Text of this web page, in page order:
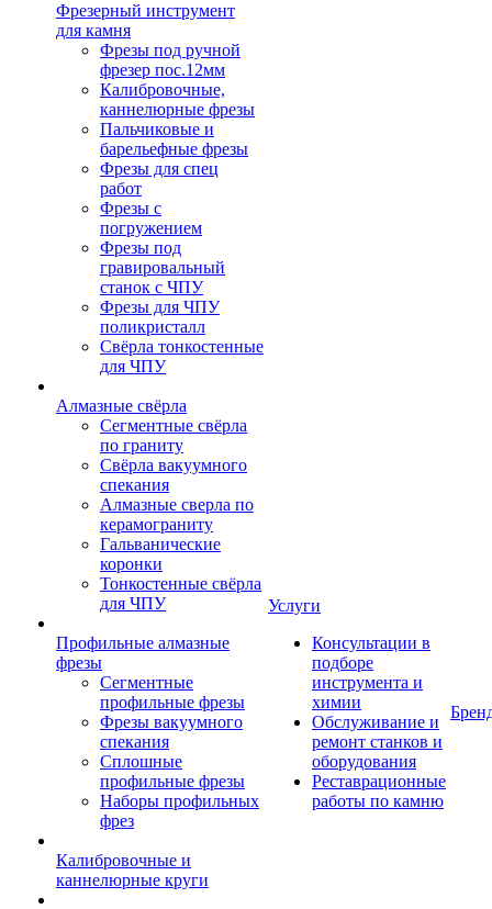
Фрезерный инструмент
для камня
Фрезы под ручной
фрезер пос.12мм
Калибровочные,
каннелюрные фрезы
Пальчиковые и
барельефные фрезы
Фрезы для спец
работ
Фрезы с
погружением
Фрезы под
гравировальный
станок с ЧПУ
Фрезы для ЧПУ
поликристалл
Свёрла тонкостенные
для ЧПУ
Алмазные свёрла
Сегментные свёрла
по граниту
Свёрла вакуумного
спекания
Алмазные сверла по
керамограниту
Гальванические
коронки
Тонкостенные свёрла
для ЧПУ
Профильные алмазные
фрезы
Сегментные
профильные фрезы
Фрезы вакуумного
спекания
Сплошные
профильные фрезы
Наборы профильных
фрез
Калибровочные и
каннелюрные круги
Услуги
Консультации в
подборе
инструмента и
химии
Обслуживание и
ремонт станков и
оборудования
Реставрационные
работы по камню